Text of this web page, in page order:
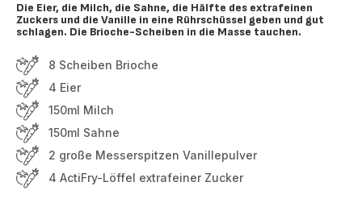
Die Eier, die Milch, die Sahne, die Hälfte des extrafeinen
Zuckers und die Vanille in eine Rührschüssel geben und gut
schlagen. Die Brioche-Scheiben in die Masse tauchen.
8 Scheiben Brioche
4 Eier
150ml Milch
150ml Sahne
2 große Messerspitzen Vanillepulver
4 ActiFry-Löffel extrafeiner Zucker